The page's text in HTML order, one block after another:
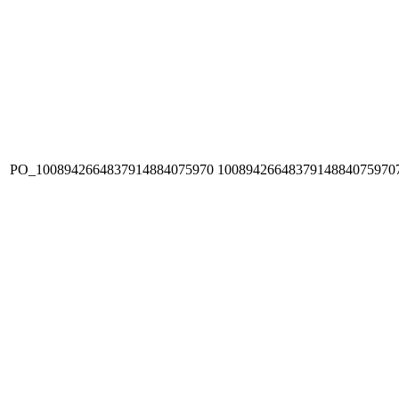
PO_1008942664837914884075970